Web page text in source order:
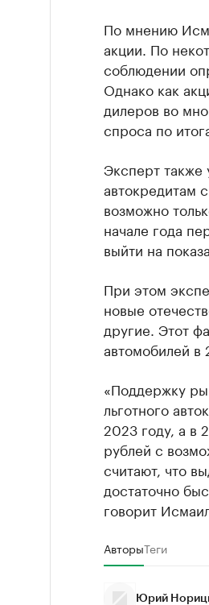
По мнению
акции. По
соблюдении
Однако как
дилеров во
спроса по
Эксперт также
автокредитам
возможно
начале года
выйти на
При этом
новые
другие. Этот
автомобилей в
«Поддержку
льготного
2023 году, а в
рублей с
считают, что
достаточно
говорит
АвторыТеги
Юрий